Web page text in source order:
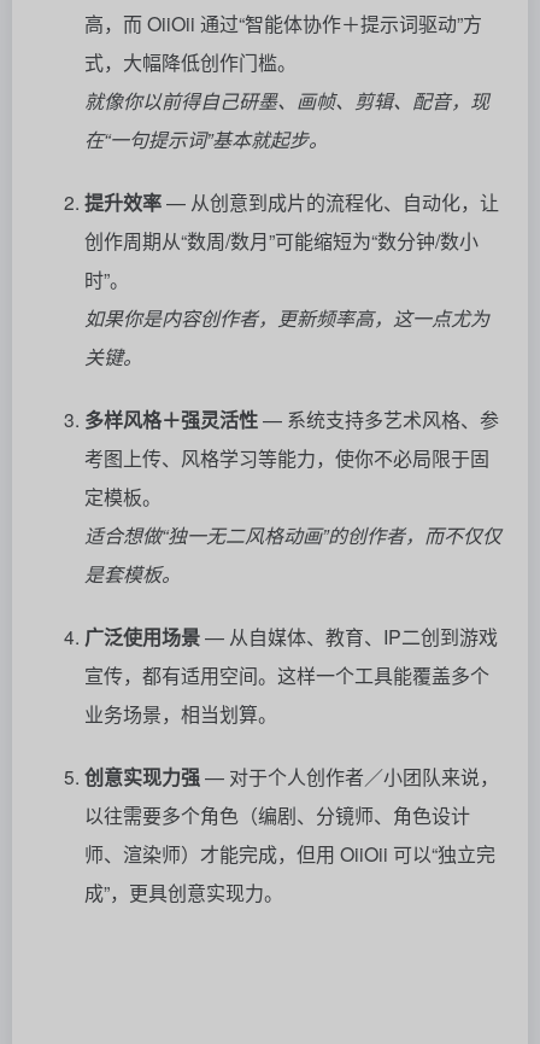
高，而 OiiOii 通过“智能体协作＋提示词驱动”方
式，大幅降低创作门槛。
就像你以前得自己研墨、画帧、剪辑、配音，现
在“一句提示词”基本就起步。
提升效率— 从创意到成片的流程化、自动化，让
创作周期从“数周/数月”可能缩短为“数分钟/数小
时”。
如果你是内容创作者，更新频率高，这一点尤为
关键。
多样风格＋强灵活性— 系统支持多艺术风格、参
考图上传、风格学习等能力，使你不必局限于固
定模板。
适合想做“独一无二风格动画”的创作者，而不仅仅
是套模板。
广泛使用场景— 从自媒体、教育、IP二创到游戏
宣传，都有适用空间。这样一个工具能覆盖多个
业务场景，相当划算。
创意实现力强— 对于个人创作者／小团队来说，
以往需要多个角色（编剧、分镜师、角色设计
师、渲染师）才能完成，但用 OiiOii 可以“独立完
成”，更具创意实现力。